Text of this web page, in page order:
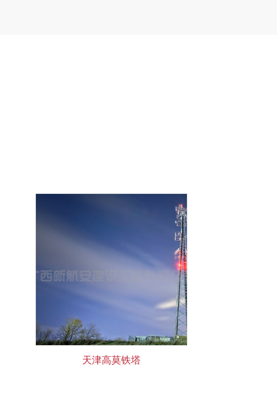
天津高莫铁塔